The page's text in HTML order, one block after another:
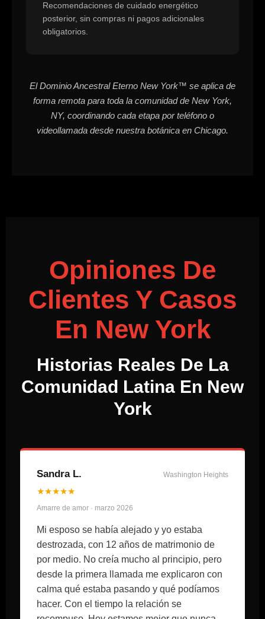
Recomendaciones de cuidado energético
posterior, sin compras ni pagos adicionales
obligatorios.
El Dominio Ancestral Eterno New York™ se aplica de
forma remota para toda la comunidad de New York,
NY, coordinando cada etapa por teléfono o
videollamada desde nuestra botánica en Chicago.
Opiniones De
Clientes Y Casos
En New York
Historias Reales De La
Comunidad Latina En New
York
Sandra L. Washington Heights
★★★★★
Amarre de amor · marzo 2026
Mi esposo se había alejado y yo estaba
destrozada, con 12 años de matrimonio de
por medio. No creía mucho al principio, pero
desde la primera llamada me explicaron con
calma qué estaba pasando y qué podíamos
hacer. Con el tiempo la relación se